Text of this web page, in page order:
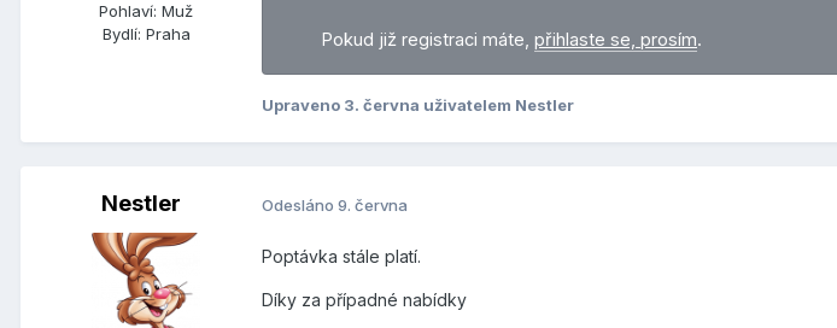
Pohlaví: Muž
Bydlí: Praha Pokud již registraci máte, přihlaste se, prosím.
Upraveno 3. června uživatelem Nestler
Nestler Odesláno 9. června
Poptávka stále platí.
Díky za případné nabídky